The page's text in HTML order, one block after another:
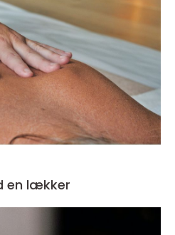
en lækker